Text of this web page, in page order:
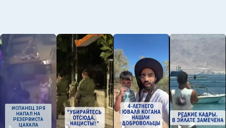
ИСПАНЕЦ ЗРЯ
НАПАЛ НА
РЕЗЕРВИСТА
ЦАХАЛА